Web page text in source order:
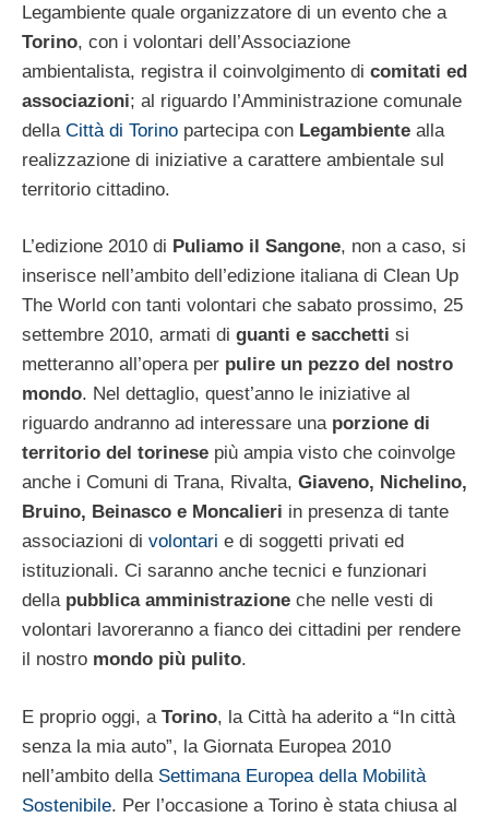
Legambiente quale organizzatore di un evento che a
Torino, con i volontari dell’Associazione
ambientalista, registra il coinvolgimento di comitati ed
associazioni; al riguardo l’Amministrazione comunale
della Città di Torino partecipa con Legambiente alla
realizzazione di iniziative a carattere ambientale sul
territorio cittadino.
L’edizione 2010 di Puliamo il Sangone, non a caso, si
inserisce nell’ambito dell’edizione italiana di Clean Up
The World con tanti volontari che sabato prossimo, 25
settembre 2010, armati di guanti e sacchetti si
metteranno all’opera per pulire un pezzo del nostro
mondo. Nel dettaglio, quest’anno le iniziative al
riguardo andranno ad interessare una porzione di
territorio del torinese più ampia visto che coinvolge
anche i Comuni di Trana, Rivalta, Giaveno, Nichelino,
Bruino, Beinasco e Moncalieri in presenza di tante
associazioni di volontari e di soggetti privati ed
istituzionali. Ci saranno anche tecnici e funzionari
della pubblica amministrazione che nelle vesti di
volontari lavoreranno a fianco dei cittadini per rendere
il nostro mondo più pulito.
E proprio oggi, a Torino, la Città ha aderito a “In città
senza la mia auto”, la Giornata Europea 2010
nell’ambito della Settimana Europea della Mobilità
Sostenibile. Per l’occasione a Torino è stata chiusa al